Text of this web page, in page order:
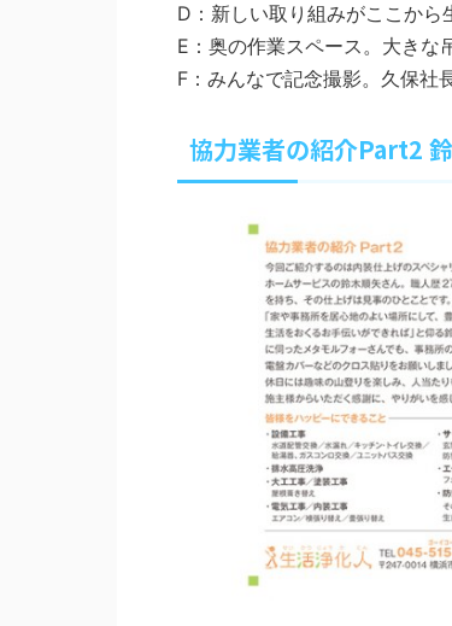
D：新しい取り組みがここから
E：奥の作業スペース。大きな
F：みんなで記念撮影。久保社
協力業者の紹介Part2